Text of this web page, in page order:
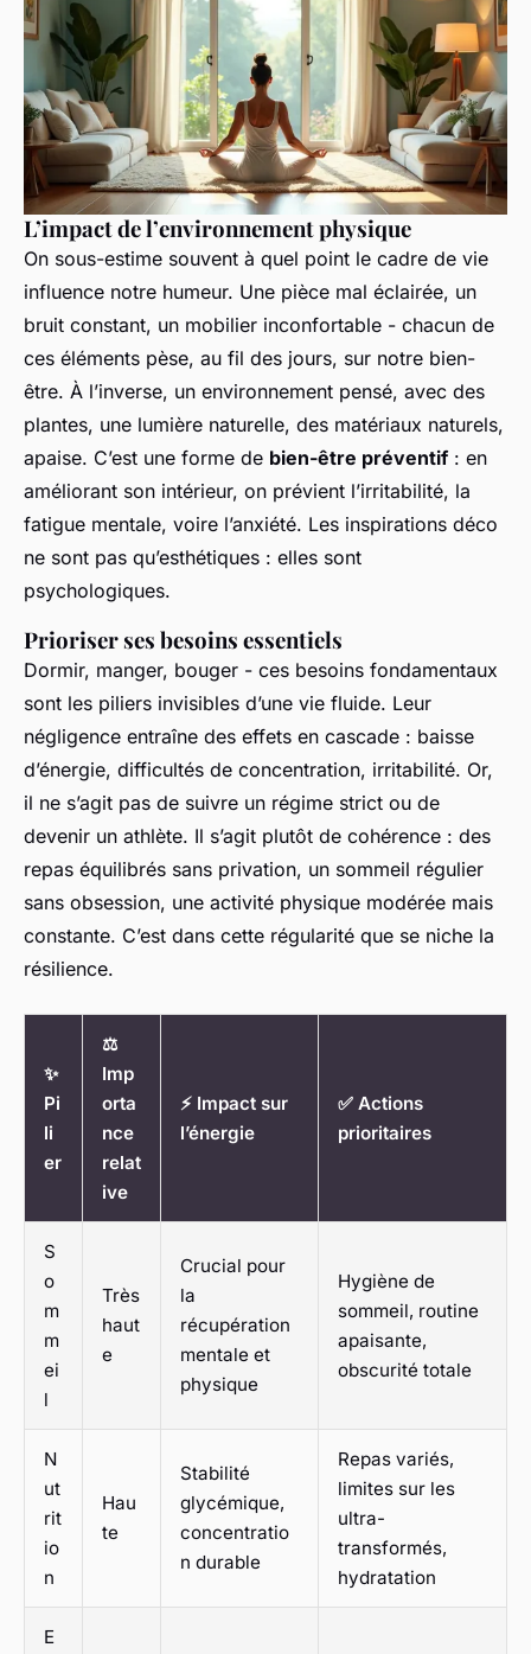
L’impact de l’environnement physique
On sous-estime souvent à quel point le cadre de vie
influence notre humeur. Une pièce mal éclairée, un
bruit constant, un mobilier inconfortable - chacun de
ces éléments pèse, au fil des jours, sur notre bien-
être. À l’inverse, un environnement pensé, avec des
plantes, une lumière naturelle, des matériaux naturels,
apaise. C’est une forme de bien-être préventif: en
améliorant son intérieur, on prévient l’irritabilité, la
fatigue mentale, voire l’anxiété. Les inspirations déco
ne sont pas qu’esthétiques : elles sont
psychologiques.
Prioriser ses besoins essentiels
Dormir, manger, bouger - ces besoins fondamentaux
sont les piliers invisibles d’une vie fluide. Leur
négligence entraîne des effets en cascade : baisse
d’énergie, difficultés de concentration, irritabilité. Or,
il ne s’agit pas de suivre un régime strict ou de
devenir un athlète. Il s’agit plutôt de cohérence : des
repas équilibrés sans privation, un sommeil régulier
sans obsession, une activité physique modérée mais
constante. C’est dans cette régularité que se niche la
résilience.
✨
Pi
li
er
⚖️
Imp
orta
nce
relat
ive
⚡ Impact sur
l’énergie
✅ Actions
prioritaires
S
o
m
m
ei
l
Très
haut
e
Crucial pour
la
récupération
mentale et
physique
Hygiène de
sommeil, routine
apaisante,
obscurité totale
N
ut
rit
io
n
Hau
te
Stabilité
glycémique,
concentratio
n durable
Repas variés,
limites sur les
ultra-
transformés,
hydratation
E